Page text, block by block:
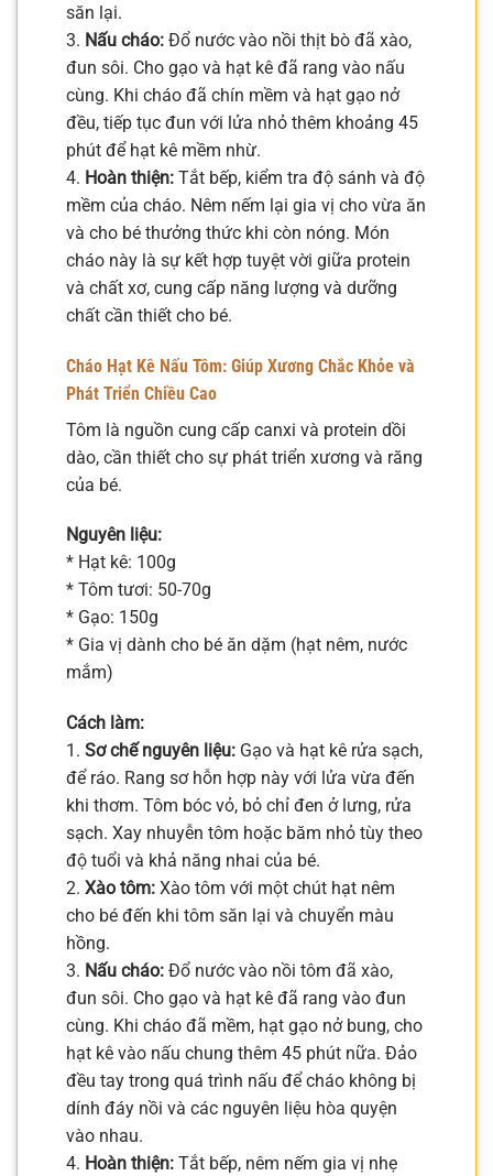
săn lại.
3. Nấu cháo: Đổ nước vào nồi thịt bò đã xào,
đun sôi. Cho gạo và hạt kê đã rang vào nấu
cùng. Khi cháo đã chín mềm và hạt gạo nở
đều, tiếp tục đun với lửa nhỏ thêm khoảng 45
phút để hạt kê mềm nhừ.
4. Hoàn thiện: Tắt bếp, kiểm tra độ sánh và độ
mềm của cháo. Nêm nếm lại gia vị cho vừa ăn
và cho bé thưởng thức khi còn nóng. Món
cháo này là sự kết hợp tuyệt vời giữa protein
và chất xơ, cung cấp năng lượng và dưỡng
chất cần thiết cho bé.
Cháo Hạt Kê Nấu Tôm: Giúp Xương Chắc Khỏe và
Phát Triển Chiều Cao
Tôm là nguồn cung cấp canxi và protein dồi
dào, cần thiết cho sự phát triển xương và răng
của bé.
Nguyên liệu:
* Hạt kê: 100g
* Tôm tươi: 50-70g
* Gạo: 150g
* Gia vị dành cho bé ăn dặm (hạt nêm, nước
mắm)
Cách làm:
1. Sơ chế nguyên liệu: Gạo và hạt kê rửa sạch,
để ráo. Rang sơ hỗn hợp này với lửa vừa đến
khi thơm. Tôm bóc vỏ, bỏ chỉ đen ở lưng, rửa
sạch. Xay nhuyễn tôm hoặc băm nhỏ tùy theo
độ tuổi và khả năng nhai của bé.
2. Xào tôm: Xào tôm với một chút hạt nêm
cho bé đến khi tôm săn lại và chuyển màu
hồng.
3. Nấu cháo: Đổ nước vào nồi tôm đã xào,
đun sôi. Cho gạo và hạt kê đã rang vào đun
cùng. Khi cháo đã mềm, hạt gạo nở bung, cho
hạt kê vào nấu chung thêm 45 phút nữa. Đảo
đều tay trong quá trình nấu để cháo không bị
dính đáy nồi và các nguyên liệu hòa quyện
vào nhau.
4. Hoàn thiện: Tắt bếp, nêm nếm gia vị nhẹ